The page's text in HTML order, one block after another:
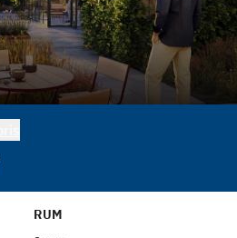
RUM